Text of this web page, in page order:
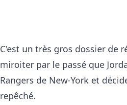
C'est un très gros dossier de
miroiter par le passé que
Rangers de New-York et
repêché.